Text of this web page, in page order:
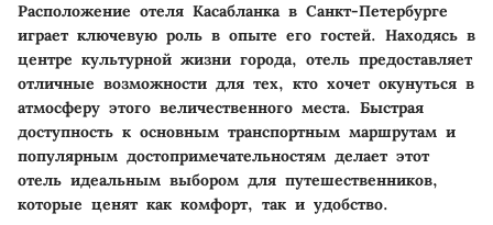
Расположение отеля Касабланка в Санкт-Петербурге
играет ключевую роль в опыте его гостей. Находясь в
центре культурной жизни города, отель предоставляет
отличные возможности для тех, кто хочет окунуться в
атмосферу этого величественного места. Быстрая
доступность к основным транспортным маршрутам и
популярным достопримечательностям делает этот
отель идеальным выбором для путешественников,
которые ценят как комфорт, так и удобство.